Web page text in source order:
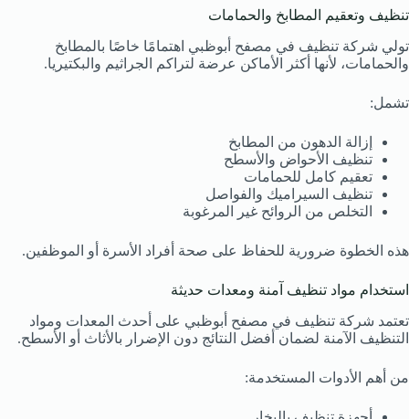
تنظيف وتعقيم المطابخ والحمامات
تولي شركة تنظيف في مصفح أبوظبي اهتمامًا خاصًا بالمطابخ
والحمامات، لأنها أكثر الأماكن عرضة لتراكم الجراثيم والبكتيريا.
تشمل:
إزالة الدهون من المطابخ
تنظيف الأحواض والأسطح
تعقيم كامل للحمامات
تنظيف السيراميك والفواصل
التخلص من الروائح غير المرغوبة
هذه الخطوة ضرورية للحفاظ على صحة أفراد الأسرة أو الموظفين.
استخدام مواد تنظيف آمنة ومعدات حديثة
تعتمد شركة تنظيف في مصفح أبوظبي على أحدث المعدات ومواد
التنظيف الآمنة لضمان أفضل النتائج دون الإضرار بالأثاث أو الأسطح.
من أهم الأدوات المستخدمة: